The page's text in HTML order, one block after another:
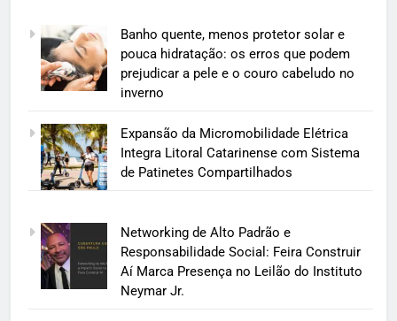
Banho quente, menos protetor solar e
pouca hidratação: os erros que podem
prejudicar a pele e o couro cabeludo no
inverno
Expansão da Micromobilidade Elétrica
Integra Litoral Catarinense com Sistema
de Patinetes Compartilhados
Networking de Alto Padrão e
Responsabilidade Social: Feira Construir
Aí Marca Presença no Leilão do Instituto
Neymar Jr.